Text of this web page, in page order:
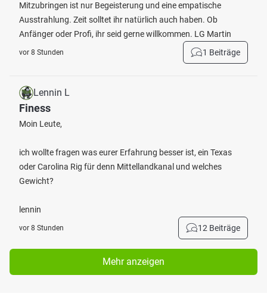
Mitzubringen ist nur Begeisterung und eine empatische
Ausstrahlung. Zeit solltet ihr natürlich auch haben. Ob
Anfänger oder Profi, ihr seid gerne willkommen. LG Martin
vor 8 Stunden 1 Beiträge
Lennin L
Finess
Moin Leute,
ich wollte fragen was eurer Erfahrung besser ist, ein Texas
oder Carolina Rig für denn Mittellandkanal und welches
Gewicht?
lennin
vor 8 Stunden 12 Beiträge
Mehr anzeigen